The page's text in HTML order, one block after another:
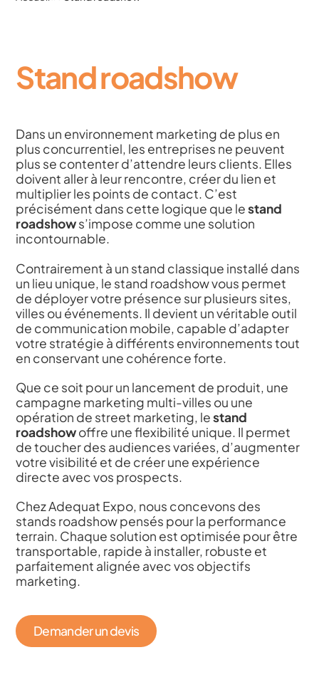
Stand roadshow
Dans un environnement marketing de plus en
plus concurrentiel, les entreprises ne peuvent
plus se contenter d’attendre leurs clients. Elles
doivent aller à leur rencontre, créer du lien et
multiplier les points de contact. C’est
précisément dans cette logique que lestand
roadshows’impose comme une solution
incontournable.
Contrairement à un stand classique installé dans
un lieu unique, le stand roadshow vous permet
de déployer votre présence sur plusieurs sites,
villes ou événements. Il devient un véritable outil
de communication mobile, capable d’adapter
votre stratégie à différents environnements tout
en conservant une cohérence forte.
Que ce soit pour un lancement de produit, une
campagne marketing multi-villes ou une
opération de street marketing, lestand
roadshowoffre une flexibilité unique. Il permet
de toucher des audiences variées, d’augmenter
votre visibilité et de créer une expérience
directe avec vos prospects.
Chez Adequat Expo, nous concevons des
stands roadshow pensés pour la performance
terrain. Chaque solution est optimisée pour être
transportable, rapide à installer, robuste et
parfaitement alignée avec vos objectifs
marketing.
Demander un devis